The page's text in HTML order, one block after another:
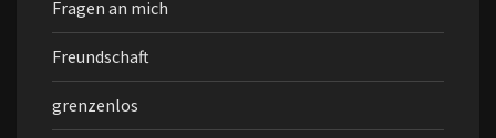
Fragen an mich
Freundschaft
grenzenlos